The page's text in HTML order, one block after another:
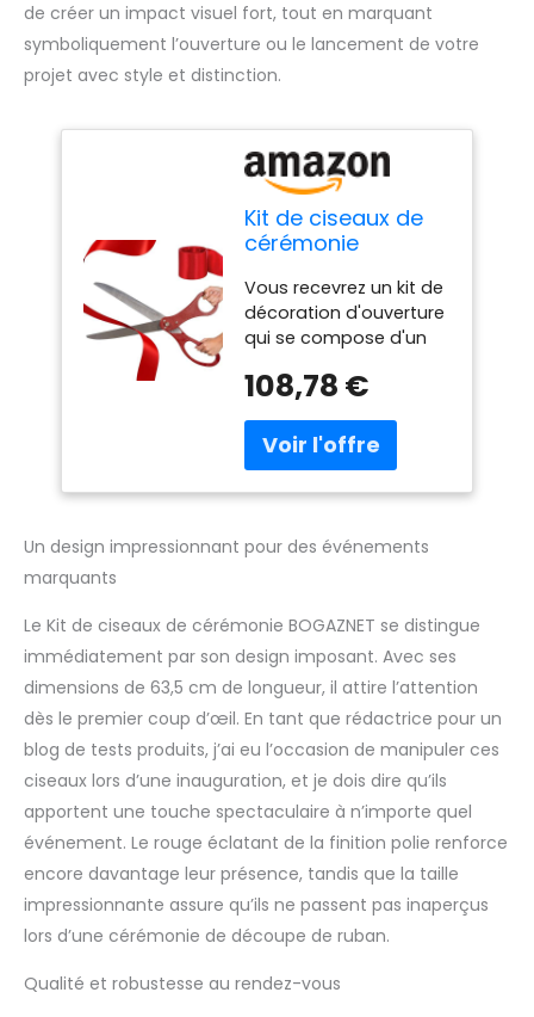
de créer un impact visuel fort, tout en marquant
symboliquement l’ouverture ou le lancement de votre
projet avec style et distinction.
Kit de ciseaux de
cérémonie
Ciseaux géants
rouges 63,5 cm
pour événements
spéciaux -
Cérémonie de
découpe de ruban
avec ruban rouge
de 10,2 cm de large
et 5 mètres de
Vous recevrez un kit de
décoration d'ouverture
qui se compose d'un
couper le ruban et d'un
ouverture. Les grands
ciseaux mesurent 63,5
cm lorsqu'ils sont
la cérémonie de coupe
du ruban mesure 10,2
mètres de long pour la
cérémonie de coupe
de ruban, ciseaux
rouges pour la
cérémonie de coupe
de ruban, ciseaux de
géants, ciseaux de
coupe de ruban rouge,
ciseaux de coupe de
ruban rouge, ciseaux
de cérémonie pour la
coupe de ruban,
ciseaux de cérémonie
Les grands ciseaux
108,78 €
Un design impressionnant pour des événements
marquants
Le Kit de ciseaux de cérémonie BOGAZNET se distingue
immédiatement par son design imposant. Avec ses
dimensions de 63,5 cm de longueur, il attire l’attention
dès le premier coup d’œil. En tant que rédactrice pour un
blog de tests produits, j’ai eu l’occasion de manipuler ces
ciseaux lors d’une inauguration, et je dois dire qu’ils
apportent une touche spectaculaire à n’importe quel
événement. Le rouge éclatant de la finition polie renforce
encore davantage leur présence, tandis que la taille
impressionnante assure qu’ils ne passent pas inaperçus
lors d’une cérémonie de découpe de ruban.
Qualité et robustesse au rendez-vous